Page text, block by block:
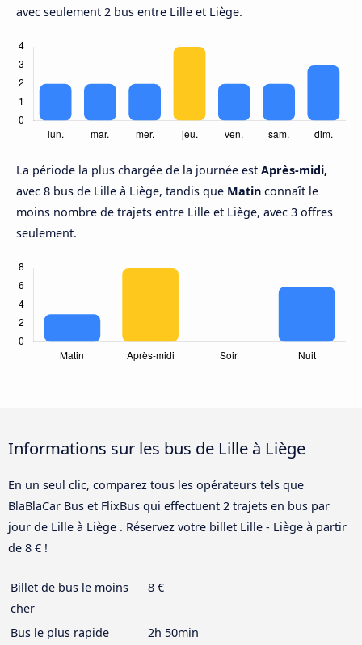
avec seulement 2 bus entre Lille et Liège.
La période la plus chargée de la journée est Après-midi,
avec 8 bus de Lille à Liège, tandis que Matin connaît le
moins nombre de trajets entre Lille et Liège, avec 3 offres
seulement.
Informations sur les bus de Lille à Liège
En un seul clic, comparez tous les opérateurs tels que
BlaBlaCar Bus et FlixBus qui effectuent 2 trajets en bus par
jour de Lille à Liège . Réservez votre billet Lille - Liège à partir
de 8 € !
Billet de bus le moins
cher
8 €
Bus le plus rapide 2h 50min